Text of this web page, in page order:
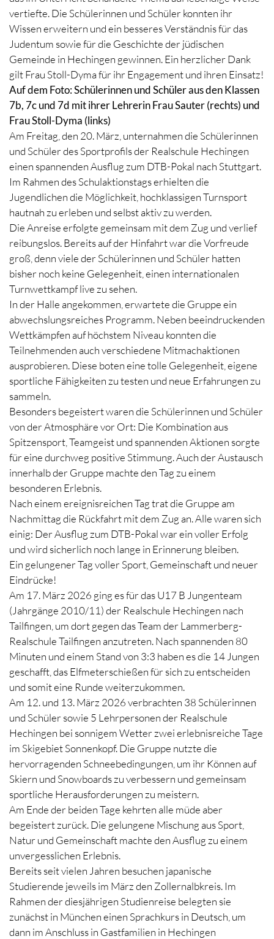
vertiefte. Die Schülerinnen und Schüler konnten ihr
Wissen erweitern und ein besseres Verständnis für das
Judentum sowie für die Geschichte der jüdischen
Gemeinde in Hechingen gewinnen. Ein herzlicher Dank
gilt Frau Stoll-Dyma für ihr Engagement und ihren Einsatz!
Auf dem Foto: Schülerinnen und Schüler aus den Klassen
7b, 7c und 7d mit ihrer Lehrerin Frau Sauter (rechts) und
Frau Stoll-Dyma (links)
Am Freitag, den 20. März, unternahmen die Schülerinnen
und Schüler des Sportprofils der Realschule Hechingen
einen spannenden Ausflug zum DTB-Pokal nach Stuttgart.
Im Rahmen des Schulaktionstags erhielten die
Jugendlichen die Möglichkeit, hochklassigen Turnsport
hautnah zu erleben und selbst aktiv zu werden.
Die Anreise erfolgte gemeinsam mit dem Zug und verlief
reibungslos. Bereits auf der Hinfahrt war die Vorfreude
groß, denn viele der Schülerinnen und Schüler hatten
bisher noch keine Gelegenheit, einen internationalen
Turnwettkampf live zu sehen.
In der Halle angekommen, erwartete die Gruppe ein
abwechslungsreiches Programm. Neben beeindruckenden
Wettkämpfen auf höchstem Niveau konnten die
Teilnehmenden auch verschiedene Mitmachaktionen
ausprobieren. Diese boten eine tolle Gelegenheit, eigene
sportliche Fähigkeiten zu testen und neue Erfahrungen zu
sammeln.
Besonders begeistert waren die Schülerinnen und Schüler
von der Atmosphäre vor Ort: Die Kombination aus
Spitzensport, Teamgeist und spannenden Aktionen sorgte
für eine durchweg positive Stimmung. Auch der Austausch
innerhalb der Gruppe machte den Tag zu einem
besonderen Erlebnis.
Nach einem ereignisreichen Tag trat die Gruppe am
Nachmittag die Rückfahrt mit dem Zug an. Alle waren sich
einig: Der Ausflug zum DTB-Pokal war ein voller Erfolg
und wird sicherlich noch lange in Erinnerung bleiben.
Ein gelungener Tag voller Sport, Gemeinschaft und neuer
Eindrücke!
Am 17. März 2026 ging es für das U17 B Jungenteam
(Jahrgänge 2010/11) der Realschule Hechingen nach
Tailfingen, um dort gegen das Team der Lammerberg-
Realschule Tailfingen anzutreten. Nach spannenden 80
Minuten und einem Stand von 3:3 haben es die 14 Jungen
geschafft, das Elfmeterschießen für sich zu entscheiden
und somit eine Runde weiterzukommen.
Am 12. und 13. März 2026 verbrachten 38 Schülerinnen
und Schüler sowie 5 Lehrpersonen der Realschule
Hechingen bei sonnigem Wetter zwei erlebnisreiche Tage
im Skigebiet Sonnenkopf. Die Gruppe nutzte die
hervorragenden Schneebedingungen, um ihr Können auf
Skiern und Snowboards zu verbessern und gemeinsam
sportliche Herausforderungen zu meistern.
Am Ende der beiden Tage kehrten alle müde aber
begeistert zurück. Die gelungene Mischung aus Sport,
Natur und Gemeinschaft machte den Ausflug zu einem
unvergesslichen Erlebnis.
Bereits seit vielen Jahren besuchen japanische
Studierende jeweils im März den Zollernalbkreis. Im
Rahmen der diesjährigen Studienreise belegten sie
zunächst in München einen Sprachkurs in Deutsch, um
dann im Anschluss in Gastfamilien in Hechingen